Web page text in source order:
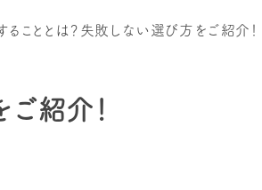
こととは？失敗しない選び方をご紹介！
紹介！